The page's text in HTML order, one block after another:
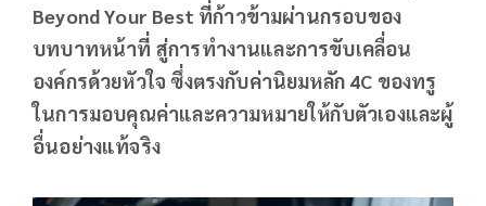
Beyond Your Best ที่ก้าวข้ามผ่านกรอบของ
บทบาทหน้าที่ สู่การทำงานและการขับเคลื่อน
องค์กรด้วยหัวใจ ซึ่งตรงกับค่านิยมหลัก 4C ของทรู
ในการมอบคุณค่าและความหมายให้กับตัวเองและผู้
อื่นอย่างแท้จริง